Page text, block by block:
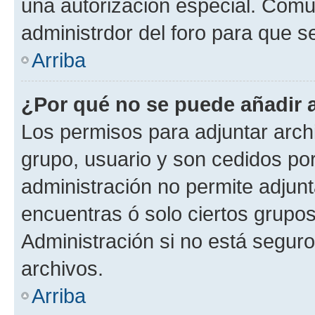
una autorización especial.
administrdor del foro para que
Arriba
¿Por qué no se puede añadir
Los permisos para adjuntar
grupo, usuario y son cedidos
administración no permite
encuentras ó solo ciertos
Administración si no está
archivos.
Arriba